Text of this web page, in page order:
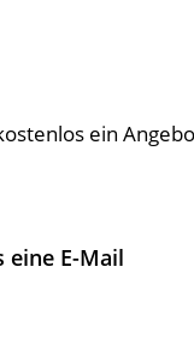
ein
eine E-Mail